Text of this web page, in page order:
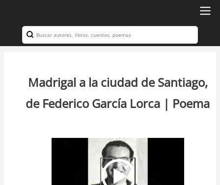
contenido
principal
Navegación
Search
Madrigal a la ciudad de Santiago,
de Federico García Lorca | Poema
Video
Url